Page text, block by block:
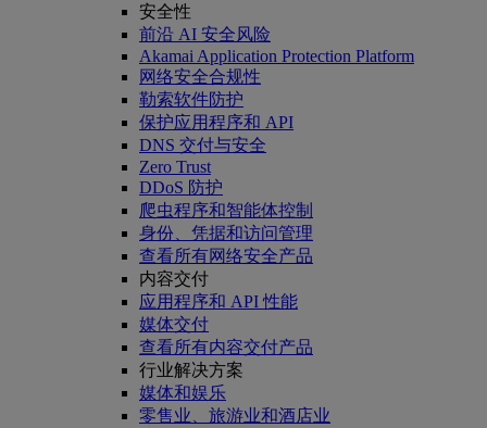
安全性
前沿 AI 安全风险
Akamai Application Protection Platform
网络安全合规性
勒索软件防护
保护应用程序和 API
DNS 交付与安全
Zero Trust
DDoS 防护
爬虫程序和智能体控制
身份、凭据和访问管理
查看所有网络安全产品
内容交付
应用程序和 API 性能
媒体交付
查看所有内容交付产品
行业解决方案
媒体和娱乐
零售业、旅游业和酒店业